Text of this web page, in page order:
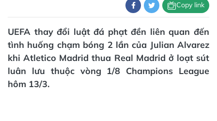
Copy link
UEFA thay đổi luật đá phạt đền liên quan đến
tình huống chạm bóng 2 lần của Julian Alvarez
khi Atletico Madrid thua Real Madrid ở loạt sút
luân lưu thuộc vòng 1/8 Champions League
hôm 13/3.